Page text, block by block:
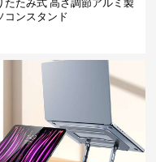
コンスタンド